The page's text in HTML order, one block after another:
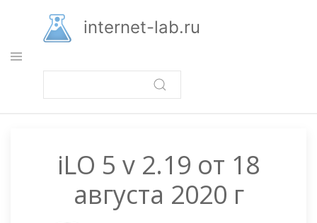
основному
содержанию
internet-lab.ru
iLO 5 v 2.19 от 18
августа 2020 г